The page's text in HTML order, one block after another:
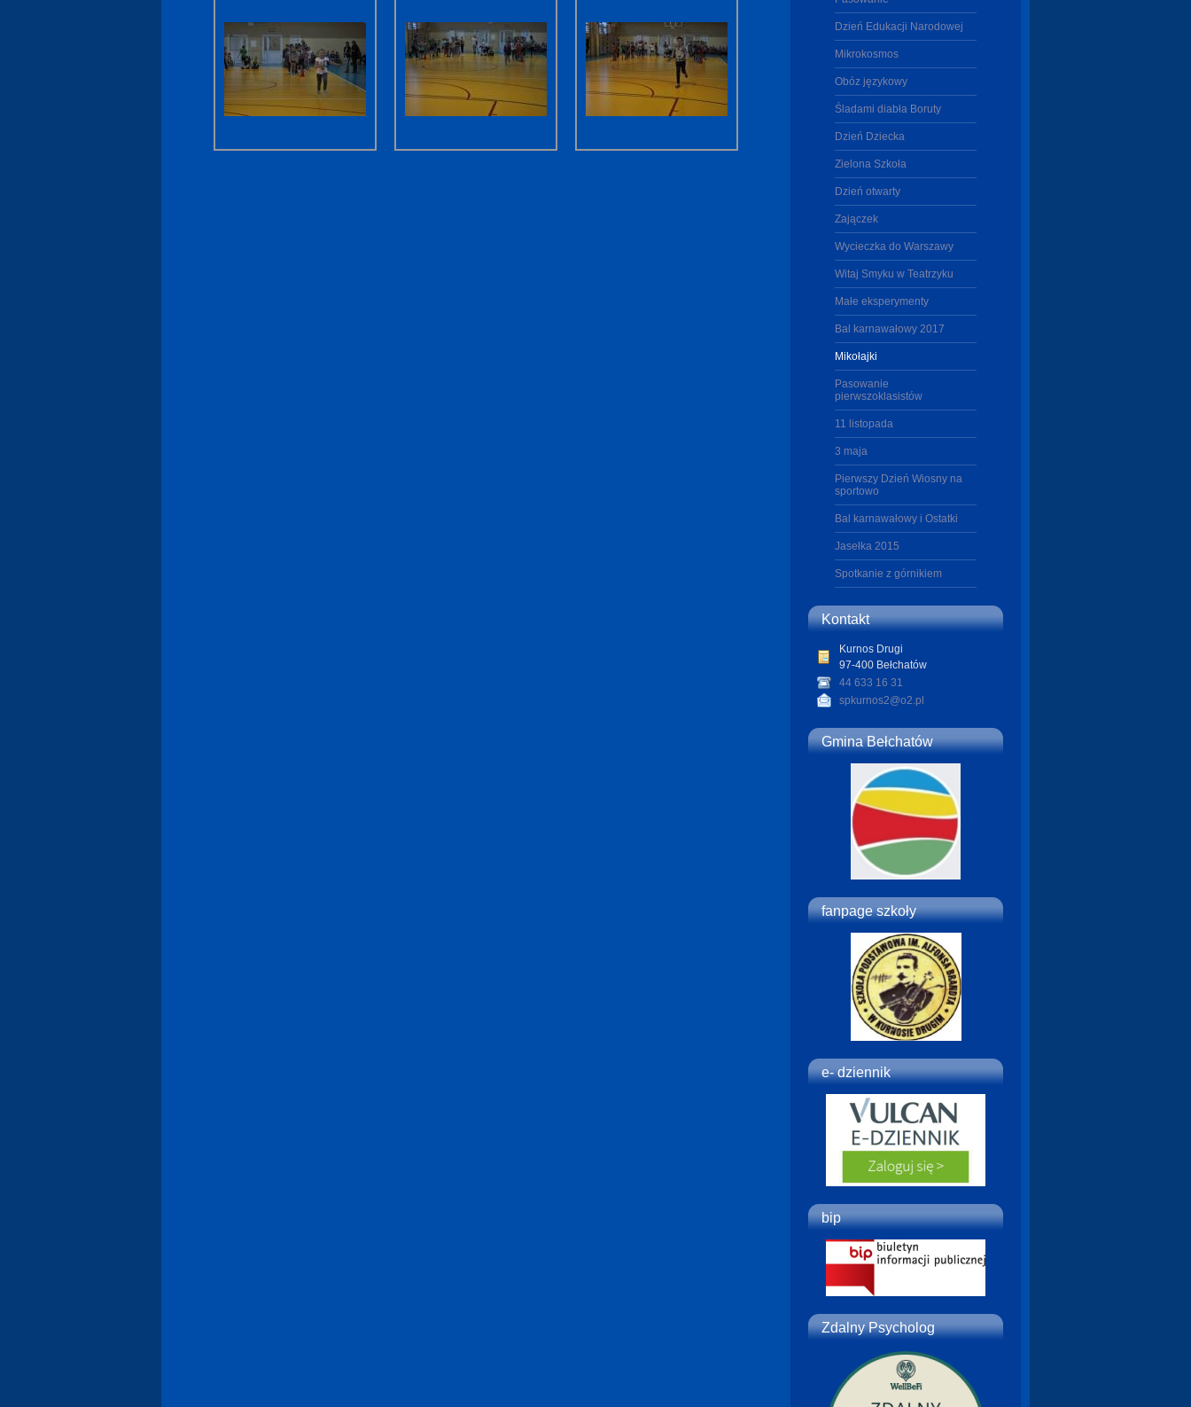
Dzień Edukacji Narodowej
Mikrokosmos
Obóz językowy
Śladami diabła Boruty
Dzień Dziecka
Zielona Szkoła
Dzień otwarty
Zajączek
Wycieczka do Warszawy
Witaj Smyku w Teatrzyku
Małe eksperymenty
Bal karnawałowy 2017
Mikołajki
Pasowanie
pierwszoklasistów
11 listopada
3 maja
Pierwszy Dzień Wiosny na
sportowo
Bal karnawałowy i Ostatki
Jasełka 2015
Spotkanie z górnikiem
Kontakt
Kurnos Drugi
97-400 Bełchatów
44 633 16 31
spkurnos2@o2.pl
Gmina Bełchatów
fanpage szkoły
e- dziennik
bip
Zdalny Psycholog